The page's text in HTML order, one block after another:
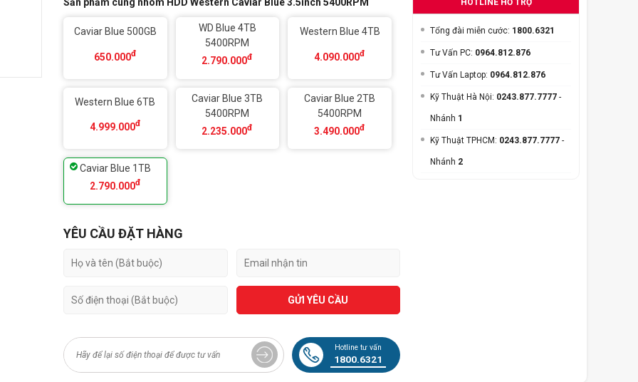
Caviar Blue 500GB
650.000đ
WD Blue 4TB
5400RPM
2.790.000đ
Western Blue 4TB
4.090.000đ
Western Blue 6TB
4.999.000đ
Caviar Blue 3TB
5400RPM
2.235.000đ
Caviar Blue 2TB
5400RPM
3.490.000đ
Caviar Blue 1TB
2.790.000đ
YÊU CẦU ĐẶT HÀNG
GỬI YÊU CẦU
Hotline tư vấn
1800.6321
HOTLINE HỖ TRỢ
Tổng đài miễn cước: 1800.6321
Tư Vấn PC: 0964.812.876
Tư Vấn Laptop: 0964.812.876
Kỹ Thuật Hà Nội: 0243.877.7777 -
Nhánh 1
Kỹ Thuật TPHCM: 0243.877.7777 -
Nhánh 2